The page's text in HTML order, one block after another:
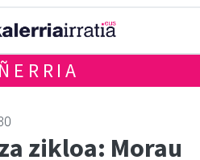
zikloa: Morau